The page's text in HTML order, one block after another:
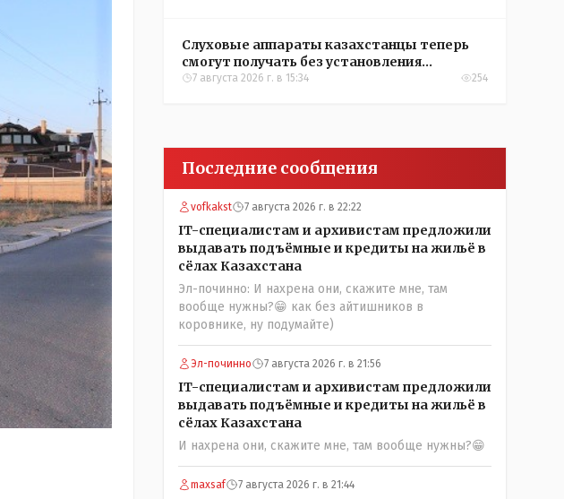
Слуховые аппараты казахстанцы теперь
смогут получать без установления
инвалидности
7 августа 2026 г. в 15:34 254
Последние сообщения
vofkakst 7 августа 2026 г. в 22:22
IT-специалистам и архивистам предложили
выдавать подъёмные и кредиты на жильё в
сёлах Казахстана
Эл-починно: И нахрена они, скажите мне, там
вообще нужны?😁 как без айтишников в
коровнике, ну подумайте)
Эл-починно 7 августа 2026 г. в 21:56
IT-специалистам и архивистам предложили
выдавать подъёмные и кредиты на жильё в
сёлах Казахстана
И нахрена они, скажите мне, там вообще нужны?😁
maxsaf 7 августа 2026 г. в 21:44